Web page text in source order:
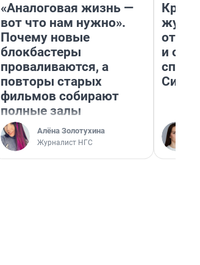
«Аналоговая жизнь —
вот что нам нужно».
Почему новые
блокбастеры
проваливаются, а
повторы старых
фильмов собирают
полные залы
Алёна Золотухина
Журналист НГС
и